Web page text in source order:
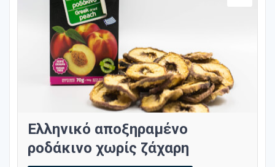
Ελληνικό αποξηραμένο
ροδάκινο χωρίς ζάχαρη